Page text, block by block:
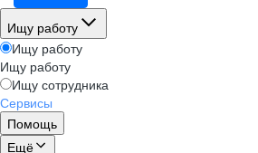
Ищу работу
Ищу работу
Ищу работу
Ищу сотрудника
Сервисы
Помощь
Ещё